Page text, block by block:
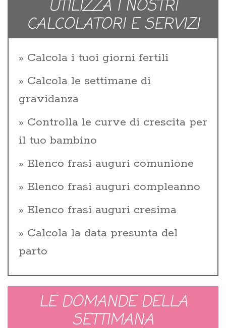
UTILIZZA I NOSTRI
CALCOLATORI E SERVIZI
Calcola i tuoi giorni fertili
Calcola le settimane di
gravidanza
Controlla le curve di crescita per
il tuo bambino
Elenco frasi auguri comunione
Elenco frasi auguri compleanno
Elenco frasi auguri cresima
Calcola la data presunta del
parto
LE DOMANDE DELLA
SETTIMANA